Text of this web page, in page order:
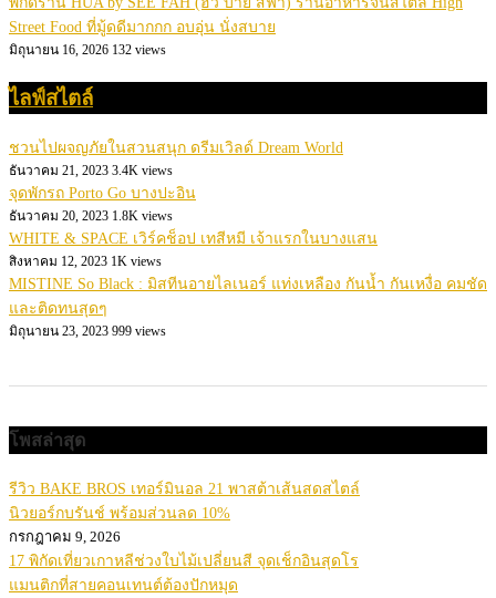
Street Food ที่มู้ดดีมากกก อบอุ่น นั่งสบาย
มิถุนายน 16, 2026 132 views
ไลฟ์สไตล์
ชวนไปผจญภัยในสวนสนุก ดรีมเวิลด์ Dream World
ธันวาคม 21, 2023 3.4K views
จุดพักรถ Porto Go บางปะอิน
ธันวาคม 20, 2023 1.8K views
WHITE & SPACE เวิร์คช็อป เทสีหมี เจ้าแรกในบางแสน
สิงหาคม 12, 2023 1K views
MISTINE So Black : มิสทีนอายไลเนอร์ แท่งเหลือง กันน้ำ กันเหงื่อ คมชัด
และติดทนสุดๆ
มิถุนายน 23, 2023 999 views
โพสล่าสุด
รีวิว BAKE BROS เทอร์มินอล 21 พาสต้าเส้นสดสไตล์
นิวยอร์กบรันช์ พร้อมส่วนลด 10%
กรกฎาคม 9, 2026
17 พิกัดเที่ยวเกาหลีช่วงใบไม้เปลี่ยนสี จุดเช็กอินสุดโร
แมนติกที่สายคอนเทนต์ต้องปักหมุด